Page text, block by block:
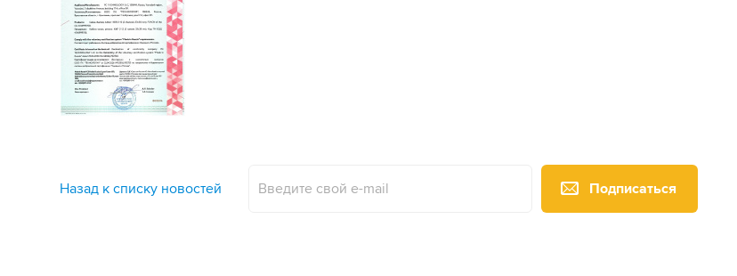
Назад к списку новостей Подписаться